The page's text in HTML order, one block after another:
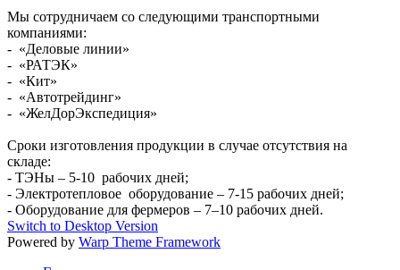
Мы сотрудничаем со следующими транспортными
компаниями:
- «Деловые линии»
- «РАТЭК»
- «Кит»
- «Автотрейдинг»
- «ЖелДорЭкспедиция»
Сроки изготовления продукции в случае отсутствия на
складе:
- ТЭНы – 5-10 рабочих дней;
- Электротепловое оборудование – 7-15 рабочих дней;
- Оборудование для фермеров – 7–10 рабочих дней.
Switch to Desktop Version
Powered by Warp Theme Framework